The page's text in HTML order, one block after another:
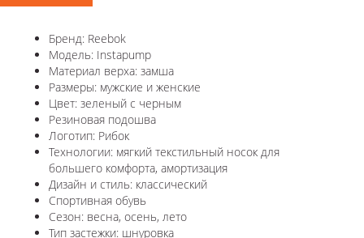
Бренд: Reebok
Модель: Instapump
Материал верха: замша
Размеры: мужские и женские
Цвет: зеленый с черным
Резиновая подошва
Логотип: Рибок
Технологии: мягкий текстильный носок для
большего комфорта, амортизация
Дизайн и стиль: классический
Спортивная обувь
Сезон: весна, осень, лето
Тип застежки: шнуровка